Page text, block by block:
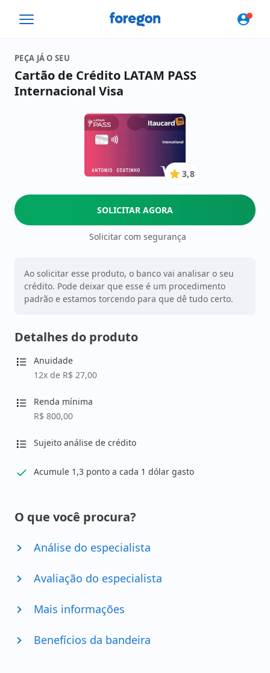
Foregon.com
PEÇA JÁ O SEU
Cartão de Crédito LATAM PASS
Internacional Visa
3.8
de
5
3,8
SOLICITAR AGORA
Solicitar com segurança
Ao solicitar esse produto, o banco vai analisar o seu
crédito. Pode deixar que esse é um procedimento
padrão e estamos torcendo para que dê tudo certo.
Detalhes do produto
Anuidade
12x de R$ 27,00
Renda mínima
R$ 800,00
Sujeito análise de crédito
Acumule 1,3 ponto a cada 1 dólar gasto
O que você procura?
Análise do especialista
Avaliação do especialista
Mais informações
Benefícios da bandeira